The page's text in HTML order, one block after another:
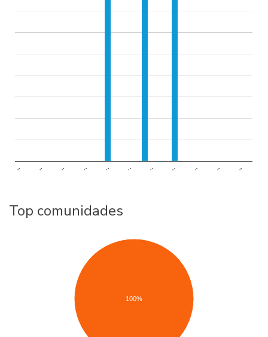
.. .. .. .. .. .. .. .. .. .. ..
Top comunidades
100%